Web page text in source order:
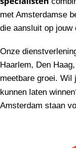
met Amsterdamse
die aansluit op jouw
Onze
Haarlem, Den
meetbare groei. Wil
kunnen laten
Amsterdam staan